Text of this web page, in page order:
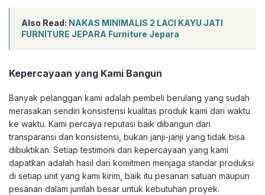
Also Read: NAKAS MINIMALIS 2 LACI KAYU JATI
FURNITURE JEPARA Furniture Jepara
Kepercayaan yang Kami Bangun
Banyak pelanggan kami adalah pembeli berulang yang sudah
merasakan sendiri konsistensi kualitas produk kami dari waktu
ke waktu. Kami percaya reputasi baik dibangun dari
transparansi dan konsistensi, bukan janji-janji yang tidak bisa
dibuktikan. Setiap testimoni dan kepercayaan yang kami
dapatkan adalah hasil dari komitmen menjaga standar produksi
di setiap unit yang kami kirim, baik itu pesanan satuan maupun
pesanan dalam jumlah besar untuk kebutuhan proyek.